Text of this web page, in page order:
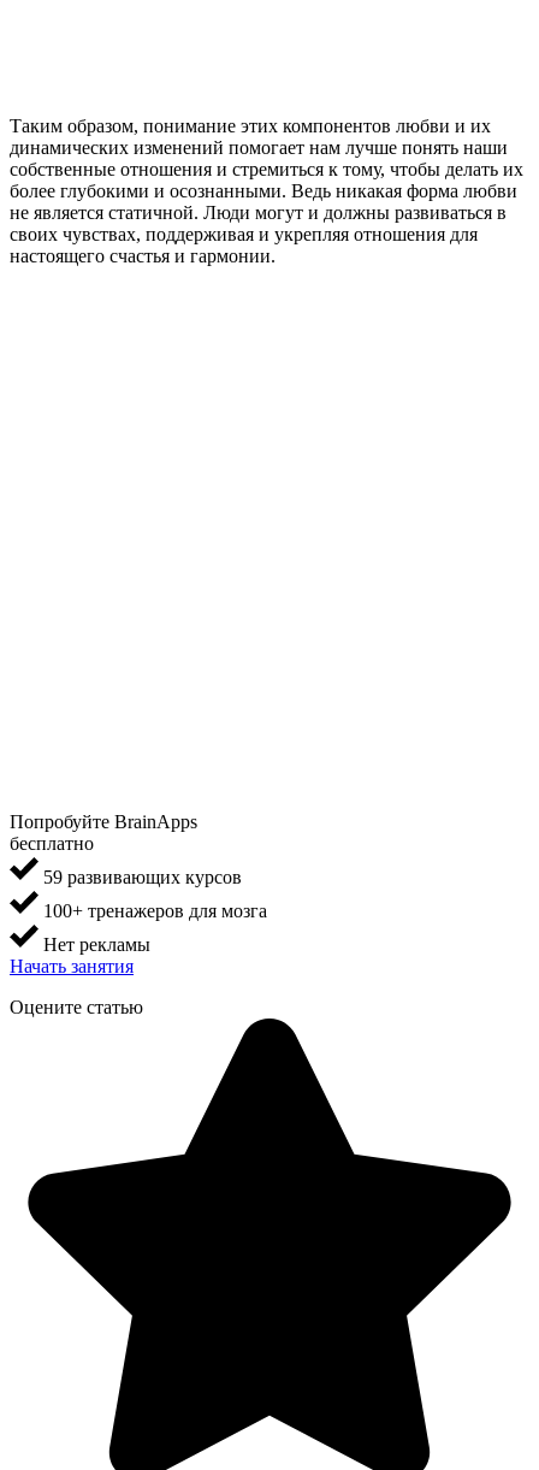
Таким образом, понимание этих компонентов любви и их
динамических изменений помогает нам лучше понять наши
собственные отношения и стремиться к тому, чтобы делать их
более глубокими и осознанными. Ведь никакая форма любви
не является статичной. Люди могут и должны развиваться в
своих чувствах, поддерживая и укрепляя отношения для
настоящего счастья и гармонии.
Попробуйте BrainApps
бесплатно
59 развивающих курсов
100+ тренажеров для мозга
Нет рекламы
Начать занятия
Оцените статью